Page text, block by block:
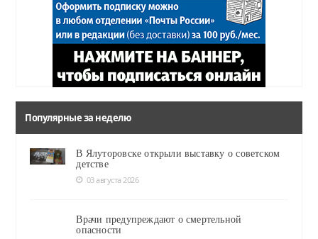
Популярные за неделю
В Ялуторовске открыли выставку о советском
детстве
03 августа 2026
Врачи предупреждают о смертельной
опасности